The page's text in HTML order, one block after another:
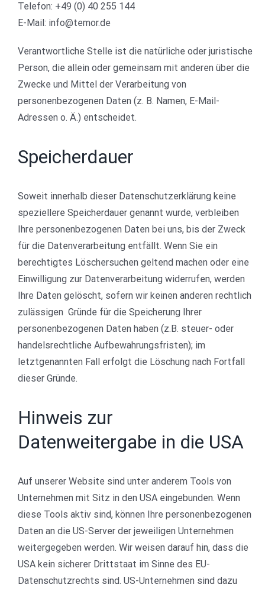
Telefon: +49 (0) 40 255 144
E-Mail: info@temor.de
Verantwortliche Stelle ist die natürliche oder juristische
Person, die allein oder gemeinsam mit anderen über die
Zwecke und Mittel der Verarbeitung von
personenbezogenen Daten (z. B. Namen, E-Mail-
Adressen o. Ä.) entscheidet.
Speicherdauer
Soweit innerhalb dieser Datenschutzerklärung keine
speziellere Speicherdauer genannt wurde, verbleiben
Ihre personenbezogenen Daten bei uns, bis der Zweck
für die Datenverarbeitung entfällt. Wenn Sie ein
berechtigtes Löschersuchen geltend machen oder eine
Einwilligung zur Datenverarbeitung widerrufen, werden
Ihre Daten gelöscht, sofern wir keinen anderen rechtlich
zulässigen Gründe für die Speicherung Ihrer
personenbezogenen Daten haben (z.B. steuer- oder
handelsrechtliche Aufbewahrungsfristen); im
letztgenannten Fall erfolgt die Löschung nach Fortfall
dieser Gründe.
Hinweis zur
Datenweitergabe in die USA
Auf unserer Website sind unter anderem Tools von
Unternehmen mit Sitz in den USA eingebunden. Wenn
diese Tools aktiv sind, können Ihre personenbezogenen
Daten an die US-Server der jeweiligen Unternehmen
weitergegeben werden. Wir weisen darauf hin, dass die
USA kein sicherer Drittstaat im Sinne des EU-
Datenschutzrechts sind. US-Unternehmen sind dazu